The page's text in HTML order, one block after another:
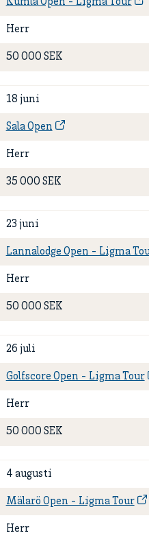
Herr
50 000 SEK
18 juni
Sala Open
Herr
35 000 SEK
23 juni
Lannalodge Open - Ligma
Herr
50 000 SEK
26 juli
Golfscore Open - Ligma Tour
Herr
50 000 SEK
4 augusti
Mälarö Open - Ligma Tour
Herr